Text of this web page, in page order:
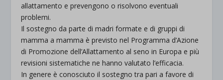
allattamento e prevengono o risolvono eventuali
problemi.
Il sostegno da parte di madri formate e di gruppi di
mamma a mamma è previsto nel Programma d’Azione
di Promozione dell’Allattamento al seno in Europa e più
revisioni sistematiche ne hanno valutato l’efficacia.
In genere è conosciuto il sostegno tra pari a favore di